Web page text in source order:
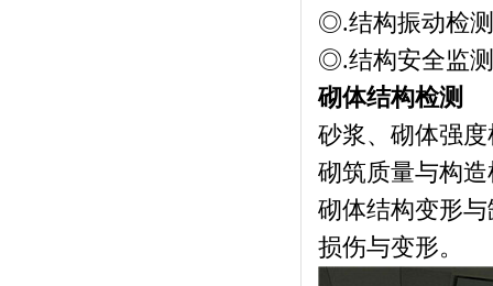
◎.结构振动检
◎.结构安全监测
砌体结构检测
砂浆、砌体强
砌筑质量与构
砌体结构变形
损伤与变形。